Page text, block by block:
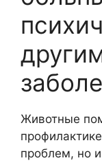
Животные
проблем, но